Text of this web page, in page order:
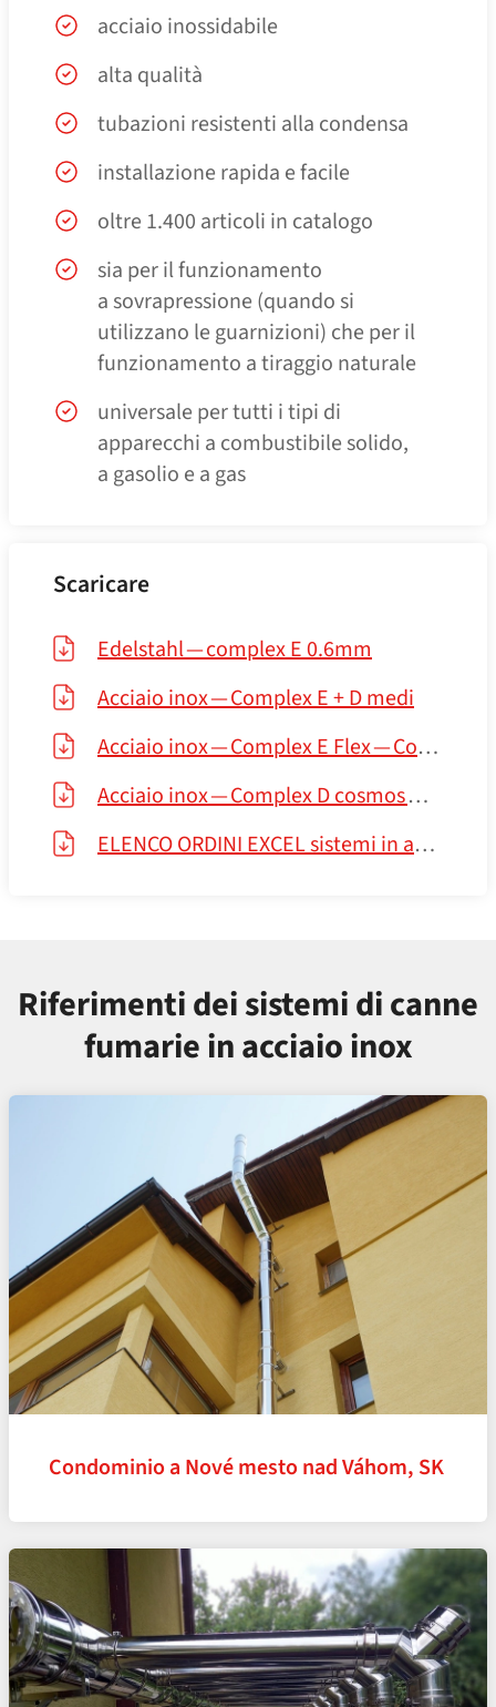
acciaio inossidabile
alta qualità
tubazioni resistenti alla condensa
installazione rapida e facile
oltre 1.400 articoli in catalogo
sia per il funzionamento
a sovrapressione (quando si
utilizzano le guarnizioni) che per il
funzionamento a tiraggio naturale
universale per tutti i tipi di
apparecchi a combustibile solido,
a gasolio e a gas
Scaricare
Edelstahl — complex E 0.6mm
Acciaio inox — Complex E + D medi
Acciaio inox — Complex E Flex — Complex E DR LAS
Acciaio inox — Complex D cosmos — Complex D — Complex EI60
ELENCO ORDINI EXCEL sistemi in acciaio inox 2024.01.08.
Riferimenti dei sistemi di canne
fumarie in acciaio inox
Condominio a Nové mesto nad Váhom, SK